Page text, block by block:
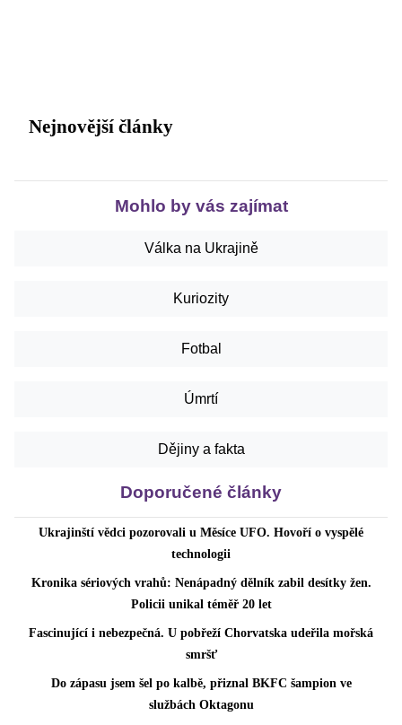
Nejnovější články
Mohlo by vás zajímat
Válka na Ukrajině
Kuriozity
Fotbal
Úmrtí
Dějiny a fakta
Doporučené články
Ukrajinští vědci pozorovali u Měsíce UFO. Hovoří o vyspělé
technologii
Kronika sériových vrahů: Nenápadný dělník zabil desítky žen.
Policii unikal téměř 20 let
Fascinující i nebezpečná. U pobřeží Chorvatska udeřila mořská
smršť
Do zápasu jsem šel po kalbě, přiznal BKFC šampion ve
službách Oktagonu